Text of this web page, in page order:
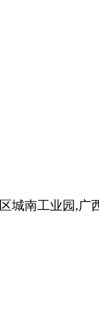
城南工业园,广